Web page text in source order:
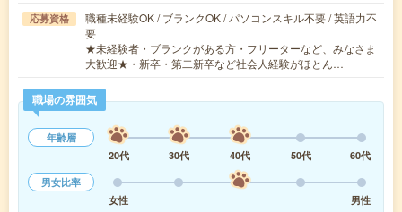
応募資格
職種未経験OK / ブランクOK / パソコンスキル不要 / 英語力不
要
★未経験者・ブランクがある方・フリーターなど、みなさま
大歓迎★・新卒・第二新卒など社会人経験がほとん…
職場の雰囲気
年齢層
20代
30代 40代 50代
60代
男女比率
女性
男性